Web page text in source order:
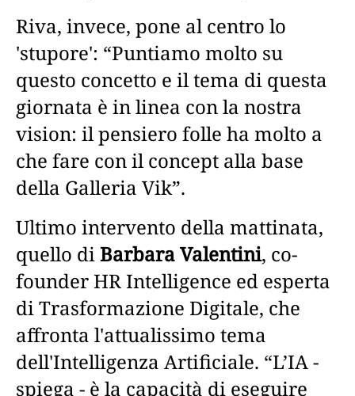
Riva, invece, pone al centro lo
'stupore': “Puntiamo molto su
questo concetto e il tema di questa
giornata è in linea con la nostra
vision: il pensiero folle ha molto a
che fare con il concept alla base
della Galleria Vik”.
Ultimo intervento della mattinata,
quello diBarbara Valentini, co-
founder HR Intelligence ed esperta
di Trasformazione Digitale, che
affronta l'attualissimo tema
dell'Intelligenza Artificiale. “L’IA -
spiega - è la capacità di eseguire